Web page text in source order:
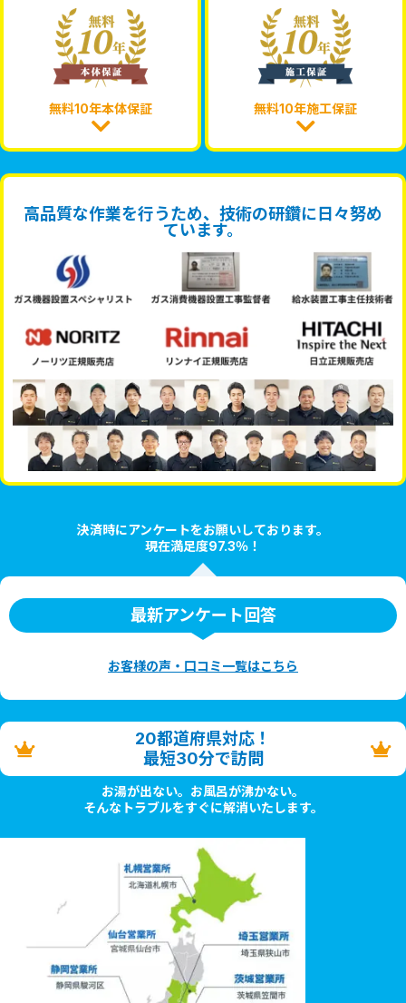
無料10年本体保証 無料10年施工保証
高品質な作業を行うため、技術の研鑽に日々努め
ています。
決済時にアンケートをお願いしております。
現在満足度97.3％！
最新アンケート回答
お客様の声・口コミ一覧はこちら
20都道府県対応！
最短30分で訪問
お湯が出ない。お風呂が沸かない。
そんなトラブルをすぐに解消いたします。